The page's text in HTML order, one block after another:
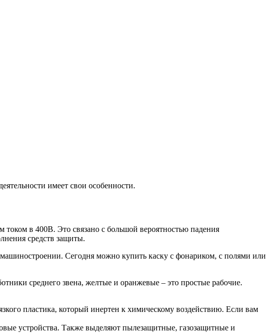
имеет свои особенности.
в 400В. Это связано с большой вероятностью падения
средств защиты.
Сегодня можно купить каску с фонариком, с полями или
среднего звена, желтые и оранжевые – это простые рабочие.
пластика, который инертен к химическому воздействию. Если вам
устройства. Также выделяют пылезащитные, газозащитные и